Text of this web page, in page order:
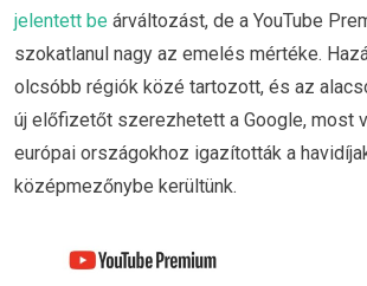
jelentett be árváltozást, de a YouTube
szokatlanul nagy az emelés mértéke.
olcsóbb régiók közé tartozott, és az
új előfizetőt szerezhetett a Google, most
európai országokhoz igazították a
középmezőnybe kerültünk.